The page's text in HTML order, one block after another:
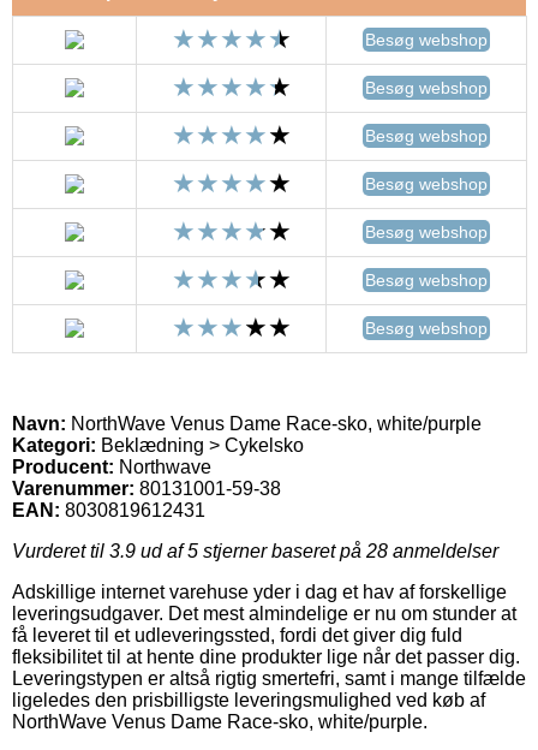
Besøg webshop
Besøg webshop
Besøg webshop
Besøg webshop
Besøg webshop
Besøg webshop
Besøg webshop
Navn: NorthWave Venus Dame Race-sko, white/purple
Kategori: Beklædning > Cykelsko
Producent: Northwave
Varenummer: 80131001-59-38
EAN: 8030819612431
Vurderet til 3.9 ud af 5 stjerner baseret på 28 anmeldelser
Adskillige internet varehuse yder i dag et hav af forskellige
leveringsudgaver. Det mest almindelige er nu om stunder at
få leveret til et udleveringssted, fordi det giver dig fuld
fleksibilitet til at hente dine produkter lige når det passer dig.
Leveringstypen er altså rigtig smertefri, samt i mange tilfælde
ligeledes den prisbilligste leveringsmulighed ved køb af
NorthWave Venus Dame Race-sko, white/purple.